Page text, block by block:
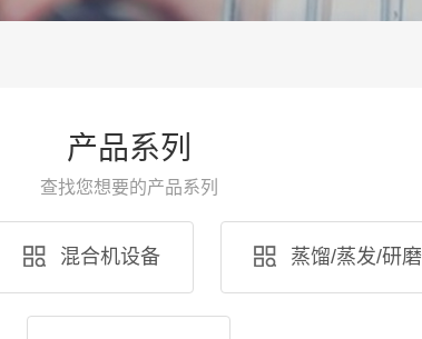
产品系列
查找您想要的产品系列
混合机设备 蒸馏/蒸发/研磨